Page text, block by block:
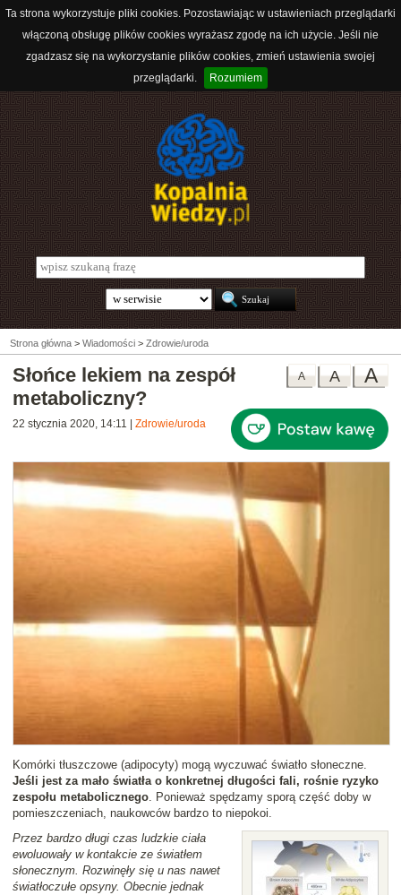
Ta strona wykorzystuje pliki cookies. Pozostawiając w ustawieniach przeglądarki
włączoną obsługę plików cookies wyrażasz zgodę na ich użycie. Jeśli nie
zgadzasz się na wykorzystanie plików cookies, zmień ustawienia swojej
przeglądarki.
Rozumiem
Strona główna > Wiadomości > Zdrowie/uroda
A
A
A
Słońce lekiem na zespół
metaboliczny?
22 stycznia 2020, 14:11 Zdrowie/uroda
Komórki tłuszczowe (adipocyty) mogą wyczuwać światło słoneczne.
Jeśli jest za mało światła o konkretnej długości fali, rośnie ryzyko
zespołu metabolicznego. Ponieważ spędzamy sporą część doby w
pomieszczeniach, naukowców bardzo to niepokoi.
Przez bardzo długi czas ludzkie ciała
ewoluowały w kontakcie ze światłem
słonecznym. Rozwinęły się u nas nawet
światłoczułe opsyny. Obecnie jednak